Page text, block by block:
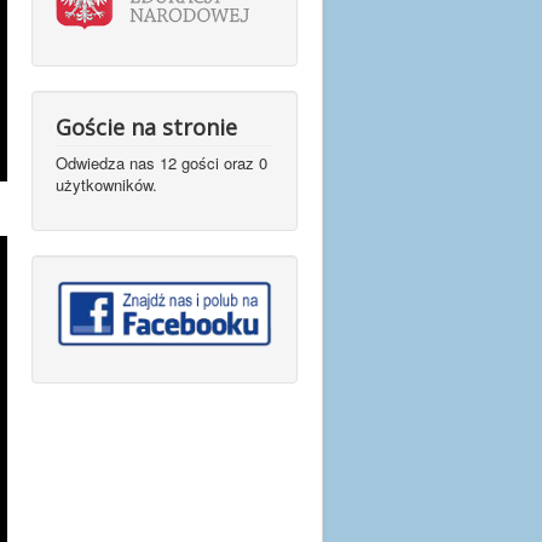
Goście na stronie
Odwiedza nas 12 gości oraz 0
użytkowników.